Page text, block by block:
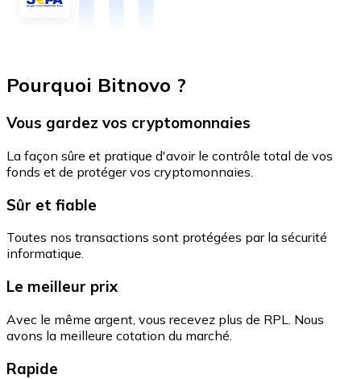
Pourquoi Bitnovo ?
Vous gardez vos cryptomonnaies
La façon sûre et pratique d'avoir le contrôle total de vos
fonds et de protéger vos cryptomonnaies.
Sûr et fiable
Toutes nos transactions sont protégées par la sécurité
informatique.
Le meilleur prix
Avec le même argent, vous recevez plus de RPL. Nous
avons la meilleure cotation du marché.
Rapide